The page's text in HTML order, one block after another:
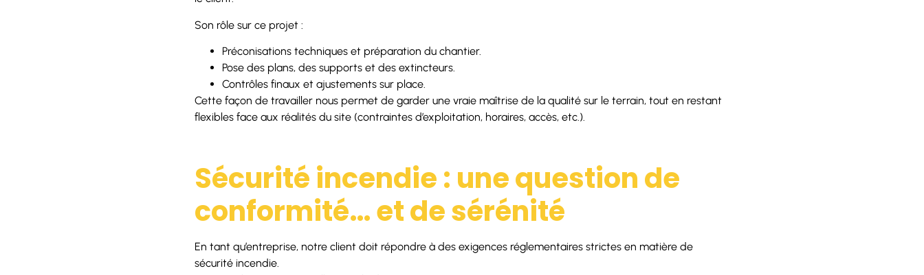
Son rôle sur ce projet :
Préconisations techniques et préparation du chantier.
Pose des plans, des supports et des extincteurs.
Contrôles finaux et ajustements sur place.
Cette façon de travailler nous permet de garder une vraie maîtrise de la qualité sur le terrain, tout en restant
flexibles face aux réalités du site (contraintes d’exploitation, horaires, accès, etc.).
Sécurité incendie : une question de
conformité… et de sérénité
En tant qu’entreprise, notre client doit répondre à des exigences réglementaires strictes en matière de
sécurité incendie.